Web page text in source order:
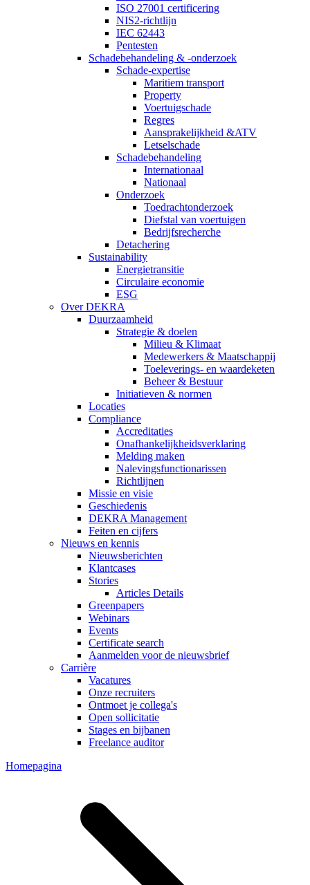
ISO 27001 certificering
NIS2-richtlijn
IEC 62443
Pentesten
Schadebehandeling & -onderzoek
Schade-expertise
Maritiem transport
Property
Voertuigschade
Regres
Aansprakelijkheid &ATV
Letselschade
Schadebehandeling
Internationaal
Nationaal
Onderzoek
Toedrachtonderzoek
Diefstal van voertuigen
Bedrijfsrecherche
Detachering
Sustainability
Energietransitie
Circulaire economie
ESG
Over DEKRA
Duurzaamheid
Strategie & doelen
Milieu & Klimaat
Medewerkers & Maatschappij
Toeleverings- en waardeketen
Beheer & Bestuur
Initiatieven & normen
Locaties
Compliance
Accreditaties
Onafhankelijkheidsverklaring
Melding maken
Nalevingsfunctionarissen
Richtlijnen
Missie en visie
Geschiedenis
DEKRA Management
Feiten en cijfers
Nieuws en kennis
Nieuwsberichten
Klantcases
Stories
Articles Details
Greenpapers
Webinars
Events
Certificate search
Aanmelden voor de nieuwsbrief
Carrière
Vacatures
Onze recruiters
Ontmoet je collega's
Open sollicitatie
Stages en bijbanen
Freelance auditor
Homepagina